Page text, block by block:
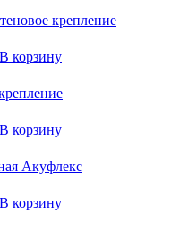
крепление
В корзину
В корзину
Акуфлекс
В корзину